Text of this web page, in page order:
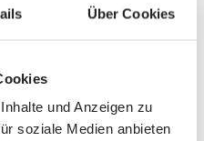
Über Cookies
und Anzeigen zu
soziale Medien anbieten